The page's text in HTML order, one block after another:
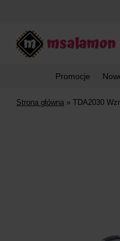
Promocje
Strona główna » TDA2030